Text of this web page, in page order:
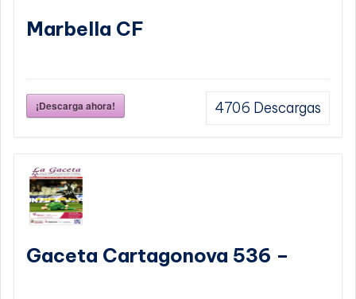
Marbella CF
¡Descarga ahora! 4706 Descargas
Gaceta Cartagonova 536 –